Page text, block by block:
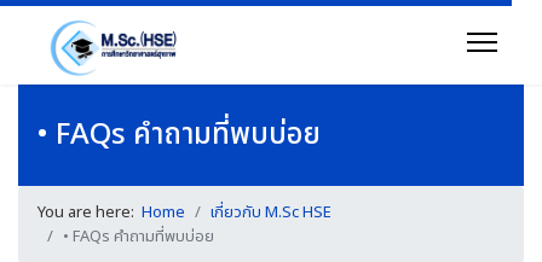
• FAQs คำถามที่พบบ่อย
You are here: Home
เกี่ยวกับ M.Sc HSE
• FAQs คำถามที่พบบ่อย